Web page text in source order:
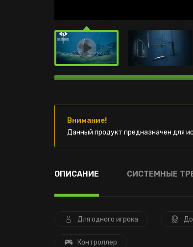
Внимание!
Данный продукт предназначен для
ОПИСАНИЕ СИСТЕМНЫЕ
Для одного игрока
Контроллер